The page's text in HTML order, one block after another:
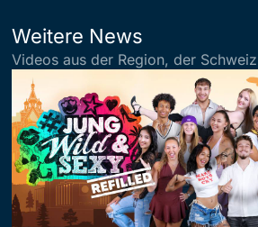
Weitere News
Videos aus der Region, der